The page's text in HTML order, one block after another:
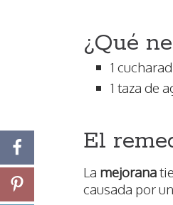
¿Qué
1
1 taza de
El
La mejorana
causada por